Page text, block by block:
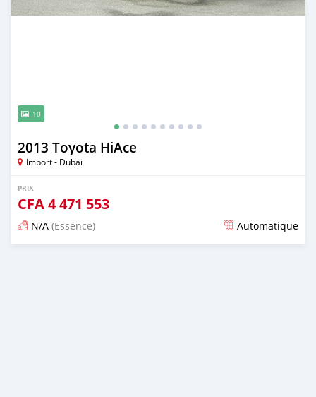
10
2013 Toyota HiAce
Import - Dubai
PRIX
CFA4 471 553
N/A (Essence) Automatique